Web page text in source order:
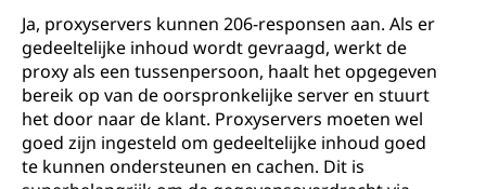
Ja, proxyservers kunnen 206-responsen aan. Als er
gedeeltelijke inhoud wordt gevraagd, werkt de
proxy als een tussenpersoon, haalt het opgegeven
bereik op van de oorspronkelijke server en stuurt
het door naar de klant. Proxyservers moeten wel
goed zijn ingesteld om gedeeltelijke inhoud goed
te kunnen ondersteunen en cachen. Dit is